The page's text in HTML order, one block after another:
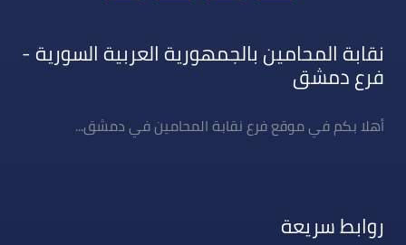
نقابة المحامين بالجمهورية العربية السورية -
فرع دمشق
أهلا بكم في موقع فرع نقابة المحامين في دمشق...
روابط سريعة